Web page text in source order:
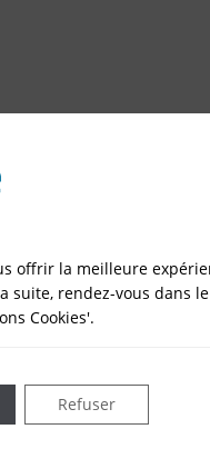
LE DÉPARTEMENT DU
offrir la meilleure
suite, rendez-vous dans
Cookies'.
Refuser